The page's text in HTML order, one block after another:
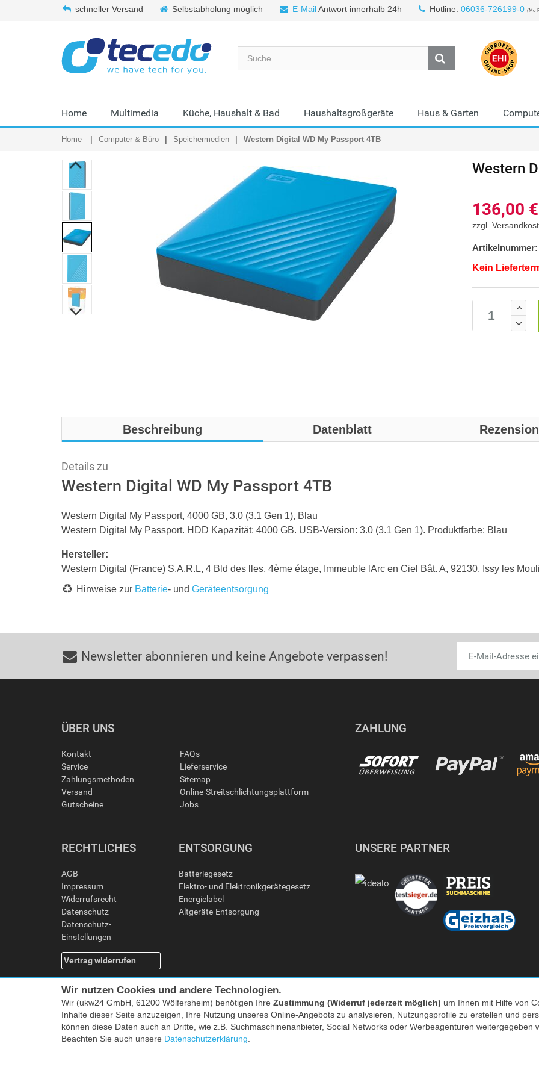
schneller Versand Selbstabholung möglich E-MailAntwort innerhalb 24h Hotline: 06036-726199-0 (Mo-
Home Multimedia Küche, Haushalt & Bad Haushaltsgroßgeräte Haus & Garten
Home Computer & Büro Speichermedien Western Digital WD My Passport 4TB
Western
136,00 €
zzgl.
Artikelnummer:
Kein
Beschreibung Datenblatt
Details zu
Western Digital WD My Passport 4TB
Western Digital My Passport, 4000 GB, 3.0 (3.1 Gen 1), Blau
Western Digital My Passport. HDD Kapazität: 4000 GB. USB-Version: 3.0 (3.1 Gen 1). Produktfarbe: Blau
Hersteller:
Western Digital (France) S.A.R.L, 4 Bld des lles, 4ème étage, Immeuble lArc en Ciel Bât. A, 92130, Issy les
Hinweise zur Batterie- und Geräteentsorgung
Newsletter abonnieren und keine Angebote verpassen!
ÜBER UNS
Kontakt
Service
Zahlungsmethoden
Versand
Gutscheine
FAQs
Lieferservice
Sitemap
Online-Streitschlichtungsplattform
Jobs
ZAHLUNG
RECHTLICHES
AGB
Impressum
Widerrufsrecht
Datenschutz
Datenschutz-
Einstellungen
Vertrag widerrufen
ENTSORGUNG
Batteriegesetz
Elektro- und Elektronikgerätegesetz
Energielabel
Altgeräte-Entsorgung
UNSERE PARTNER
Facebook |twitter
Alle Preise inkl. MwSt. zzgl. Versand | *) Unverbindliche Preisempfehlung | **) Ehemaliger
Wir nutzen Cookies und andere Technologien.
Wir (ukw24 GmbH, 61200 Wölfersheim) benötigen Ihre Zustimmung (Widerruf jederzeit möglich) um Ihnen mit Hilfe von
Inhalte dieser Seite anzuzeigen, Ihre Nutzung unseres Online-Angebots zu analysieren, Nutzungsprofile zu erstellen und
können diese Daten auch an Dritte, wie z.B. Suchmaschinenanbieter, Social Networks oder Werbeagenturen
Beachten Sie auch unsere Datenschutzerklärung.